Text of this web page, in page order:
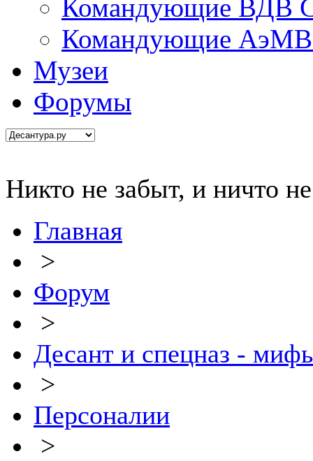
Командующие ВДВ
Командующие АэМВ
Музеи
Форумы
Никто не забыт, и ничто
Главная
>
Форум
>
Десант и спецназ -
>
Персоналии
>